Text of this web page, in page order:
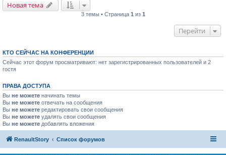
Новая тема
3 темы • Страница 1 из 1
Перейти
КТО СЕЙЧАС НА КОНФЕРЕНЦИИ
Сейчас этот форум просматривают: нет зарегистрированных пользователей и 2
гостя
ПРАВА ДОСТУПА
Вы не можете начинать темы
Вы не можете отвечать на сообщения
Вы не можете редактировать свои сообщения
Вы не можете удалять свои сообщения
Вы не можете добавлять вложения
RenaultStory Список форумов